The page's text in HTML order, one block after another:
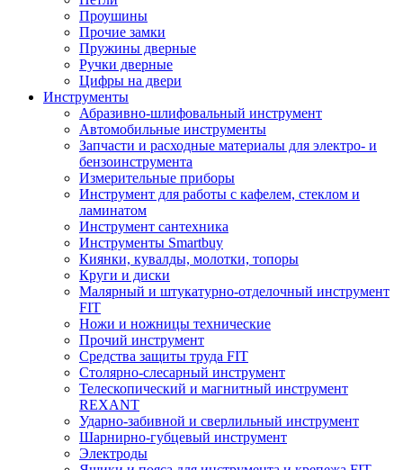
Проушины
Прочие замки
Пружины дверные
Ручки дверные
Цифры на двери
Инструменты
Абразивно-шлифовальный инструмент
Автомобильные инструменты
Запчасти и расходные материалы для электро- и
бензоинструмента
Измерительные приборы
Инструмент для работы с кафелем, стеклом и
ламинатом
Инструмент сантехника
Инструменты Smartbuy
Киянки, кувалды, молотки, топоры
Круги и диски
Малярный и штукатурно-отделочный инструмент
FIT
Ножи и ножницы технические
Прочий инструмент
Средства защиты труда FIT
Столярно-слесарный инструмент
Телескопический и магнитный инструмент
REXANT
Ударно-забивной и сверлильный инструмент
Шарнирно-губцевый инструмент
Электроды